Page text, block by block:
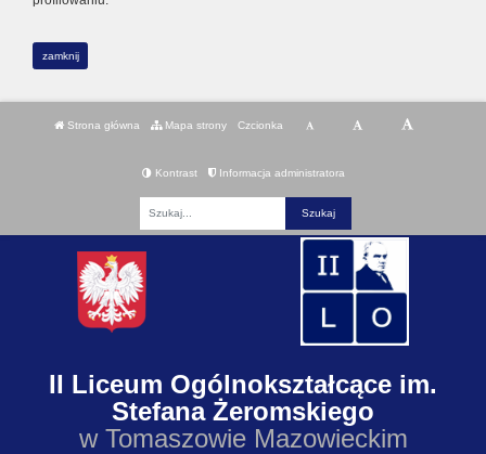
zamknij
Strona główna Mapa strony Czcionka
Kontrast Informacja administratora
II Liceum Ogólnokształcące im.
Stefana Żeromskiego
w Tomaszowie Mazowieckim